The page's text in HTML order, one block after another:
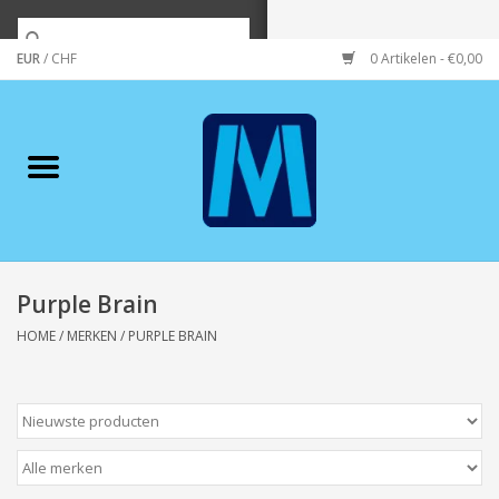
EUR/ CHF 0 Artikelen - €0,00
Merken
Wonen/koken/huishouden
Wenskaarten
Zeeuws/Streek
Purple Brain
HOME/ MERKEN / PURPLE BRAIN